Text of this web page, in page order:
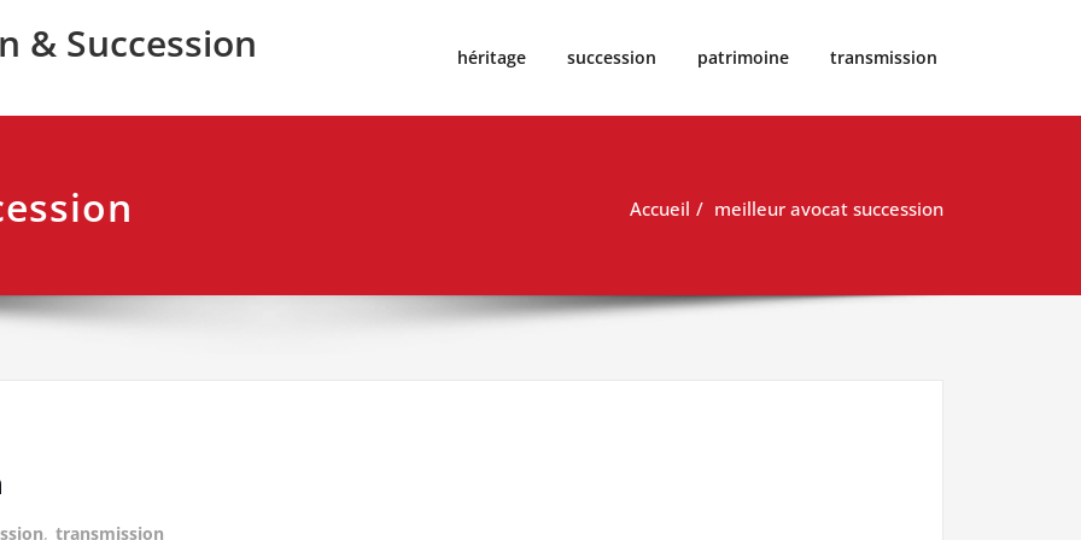
& Succession héritage succession patrimoine transmission
Accueil meilleur avocat succession
, transmission